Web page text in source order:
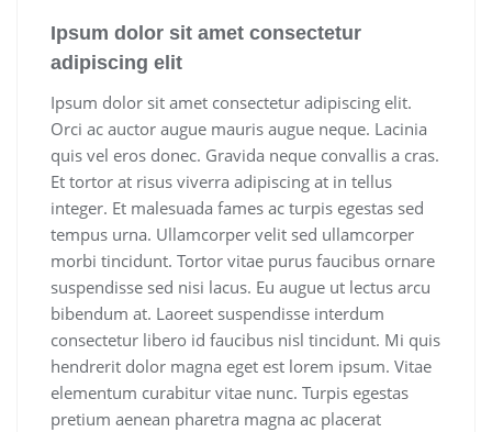
Ipsum dolor sit amet consectetur
adipiscing elit
Ipsum dolor sit amet consectetur adipiscing elit.
Orci ac auctor augue mauris augue neque. Lacinia
quis vel eros donec. Gravida neque convallis a cras.
Et tortor at risus viverra adipiscing at in tellus
integer. Et malesuada fames ac turpis egestas sed
tempus urna. Ullamcorper velit sed ullamcorper
morbi tincidunt. Tortor vitae purus faucibus ornare
suspendisse sed nisi lacus. Eu augue ut lectus arcu
bibendum at. Laoreet suspendisse interdum
consectetur libero id faucibus nisl tincidunt. Mi quis
hendrerit dolor magna eget est lorem ipsum. Vitae
elementum curabitur vitae nunc. Turpis egestas
pretium aenean pharetra magna ac placerat